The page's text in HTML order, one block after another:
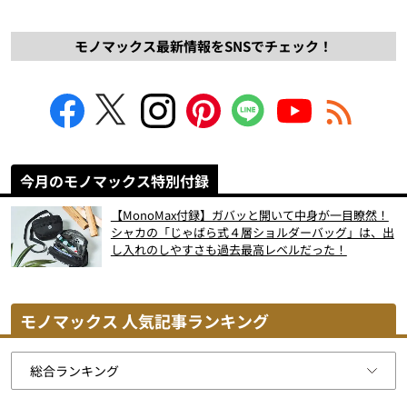
モノマックス最新情報をSNSでチェック！
今月のモノマックス特別付録
【MonoMax付録】ガバッと開いて中身が一目瞭然！
シャカの「じゃばら式４層ショルダーバッグ」は、出
し入れのしやすさも過去最高レベルだった！
モノマックス 人気記事ランキング